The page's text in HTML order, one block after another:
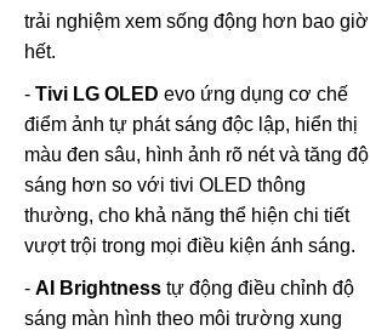
trải nghiệm xem sống động hơn bao giờ
hết.
- Tivi LG OLED evo ứng dụng cơ chế
điểm ảnh tự phát sáng độc lập, hiển thị
màu đen sâu, hình ảnh rõ nét và tăng độ
sáng hơn so với tivi OLED thông
thường, cho khả năng thể hiện chi tiết
vượt trội trong mọi điều kiện ánh sáng.
- AI Brightness tự động điều chỉnh độ
sáng màn hình theo môi trường xung